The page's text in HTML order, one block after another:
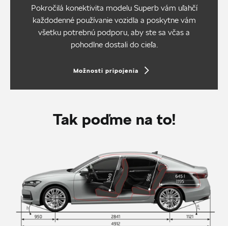
Pokročilá konektivita modelu Superb vám uľahčí
každodenné používanie vozidla a poskytne vám
všetku potrebnú podporu, aby ste sa včas a
pohodlne dostali do cieľa.
Možnosti pripojenia
Tak poďme na to!